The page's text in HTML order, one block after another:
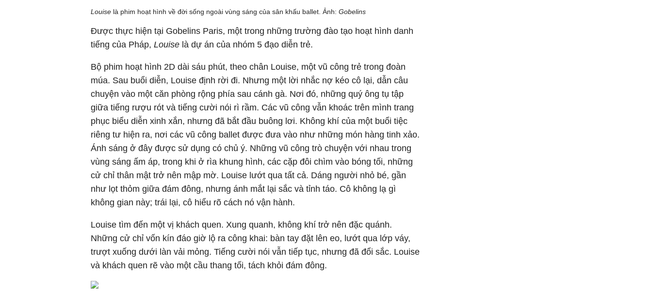
Louise là phim hoạt hình về đời sống ngoài vùng sáng của sân khấu ballet. Ảnh: Gobelins
Được thực hiện tại Gobelins Paris, một trong những trường đào tạo hoạt hình danh
tiếng của Pháp, Louise là dự án của nhóm 5 đạo diễn trẻ.
Bộ phim hoạt hình 2D dài sáu phút, theo chân Louise, một vũ công trẻ trong đoàn
múa. Sau buổi diễn, Louise định rời đi. Nhưng một lời nhắc nợ kéo cô lại, dẫn câu
chuyện vào một căn phòng rộng phía sau cánh gà. Nơi đó, những quý ông tụ tập
giữa tiếng rượu rót và tiếng cười nói rì rầm. Các vũ công vẫn khoác trên mình trang
phục biểu diễn xinh xắn, nhưng đã bắt đầu buông lơi. Không khí của một buổi tiệc
riêng tư hiện ra, nơi các vũ công ballet được đưa vào như những món hàng tinh xảo.
Ánh sáng ở đây được sử dụng có chủ ý. Những vũ công trò chuyện với nhau trong
vùng sáng ấm áp, trong khi ở rìa khung hình, các cặp đôi chìm vào bóng tối, những
cử chỉ thân mật trở nên mập mờ. Louise lướt qua tất cả. Dáng người nhỏ bé, gần
như lọt thỏm giữa đám đông, nhưng ánh mắt lại sắc và tỉnh táo. Cô không lạ gì
không gian này; trái lại, cô hiểu rõ cách nó vận hành.
Louise tìm đến một vị khách quen. Xung quanh, không khí trở nên đặc quánh.
Những cử chỉ vốn kín đáo giờ lộ ra công khai: bàn tay đặt lên eo, lướt qua lớp váy,
trượt xuống dưới làn vải mỏng. Tiếng cười nói vẫn tiếp tục, nhưng đã đổi sắc. Louise
và khách quen rẽ vào một cầu thang tối, tách khỏi đám đông.